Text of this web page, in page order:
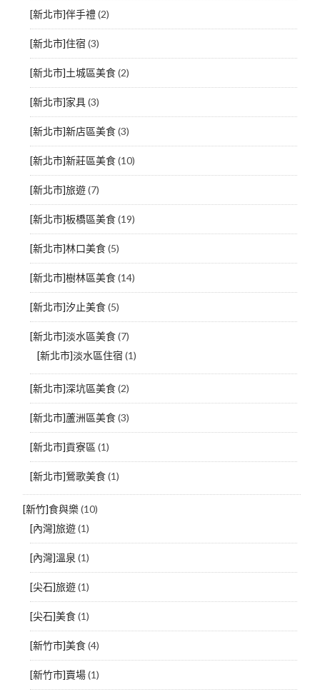
[新北市]伴手禮(2)
[新北市]住宿 (3)
[新北市]土城區美食(2)
[新北市]家具(3)
[新北市]新店區美食(3)
[新北市]新莊區美食(10)
[新北市]旅遊(7)
[新北市]板橋區美食(19)
[新北市]林口美食(5)
[新北市]樹林區美食(14)
[新北市]汐止美食(5)
[新北市]淡水區美食(7)
[新北市]淡水區住宿 (1)
[新北市]深坑區美食(2)
[新北市]蘆洲區美食(3)
[新北市]貢寮區 (1)
[新北市]鶯歌美食(1)
[新竹]食與樂(10)
[內灣]旅遊(1)
[內灣]溫泉 (1)
[尖石]旅遊(1)
[尖石]美食(1)
[新竹市]美食(4)
[新竹市]賣場(1)